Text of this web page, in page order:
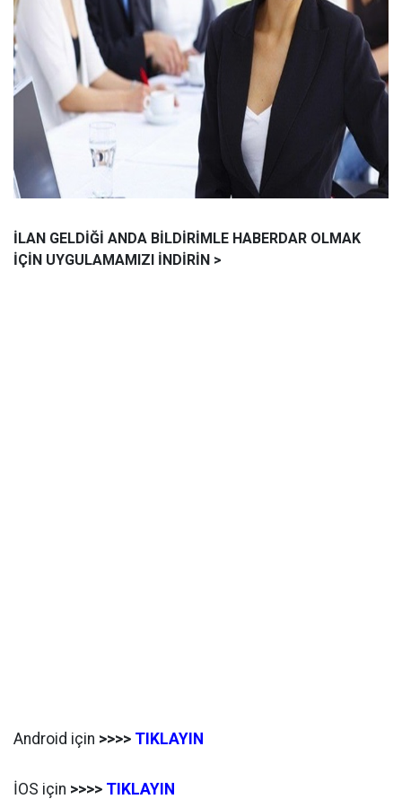
İLAN GELDİĞİ ANDA BİLDİRİMLE HABERDAR OLMAK
İÇİN UYGULAMAMIZI İNDİRİN >
Android için >>>> TIKLAYIN
İOS için >>>> TIKLAYIN